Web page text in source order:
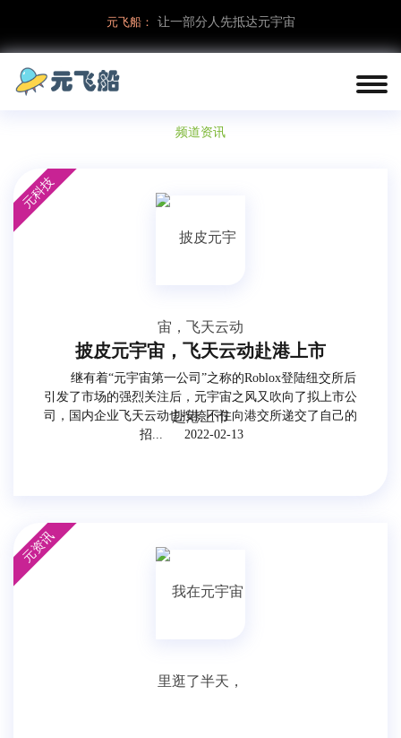
元飞船： 让一部分人先抵达元宇宙
频道资讯
披皮元宇宙，飞天云动赴港上市
继有着“元宇宙第一公司”之称的Roblox登陆纽交所后
引发了市场的强烈关注后，元宇宙之风又吹向了拟上市公
司，国内企业飞天云动也按捺不住向港交所递交了自己的
招...
2022-02-13
元科技
元资讯